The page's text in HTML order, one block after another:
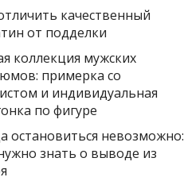
качественный
от подделки
коллекция мужских
примерка со
и индивидуальная
по фигуре
остановиться невозможно:
знать о выводе из